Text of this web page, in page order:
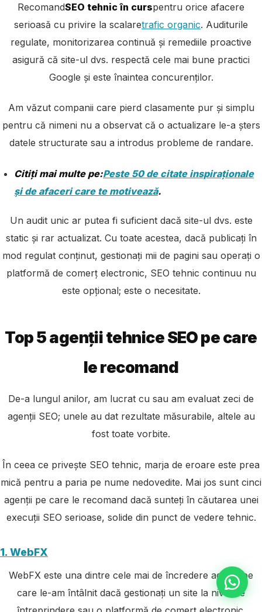
RecomandSEO tehnic în curspentru orice afacere
serioasă cu privire la scalaretrafic organic. Auditurile
regulate, monitorizarea continuă și remediile proactive
asigură că site-ul dvs. respectă cele mai bune practici
Google și este înaintea concurenților.
Am văzut companii care pierd clasamente pur și simplu
pentru că nimeni nu a observat că o actualizare le-a șters
datele structurate sau a introdus probleme de randare.
Citiți mai multe pe:Peste 50 de citate inspiraționale
și de afaceri care te motivează.
Un audit unic ar putea fi suficient dacă site-ul dvs. este
static și rar actualizat. Cu toate acestea, dacă publicați în
mod regulat conținut, gestionați mii de pagini sau operați o
platformă de comerț electronic, SEO tehnic continuu nu
este opțional; este o necesitate.
Top 5 agenții tehnice SEO pe care
le recomand
De-a lungul anilor, am lucrat cu sau am evaluat zeci de
agenții SEO; unele au dat rezultate măsurabile, altele au
fost toate vorbite.
În ceea ce privește SEO tehnic, marja de eroare este prea
mică pentru a paria pe nume nedovedite. Mai jos sunt cinci
agenții pe care le recomand dacă sunteți în căutarea unei
execuții SEO serioase, solide din punct de vedere tehnic.
1. WebFX
WebFX este una dintre cele mai de încredere agenții pe
care le-am întâlnit dacă gestionați un site la nivel de